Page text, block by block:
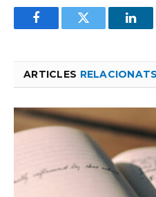
FacebookTwitter
ARTICLES RELACIONATS